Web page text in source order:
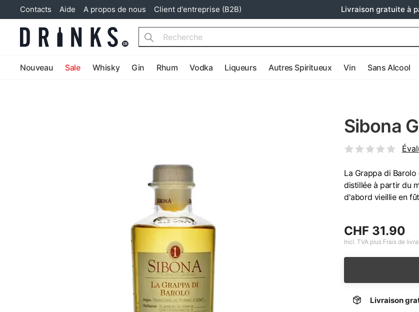
Contacts Aide A propos de nous Client d'entreprise (B2B) Livraison gratuite à
Search
Nouveau Sale Whisky Gin Rhum Vodka Liqueurs Autres Spiritueux Vin Sans Alcool
Sibona
La Grappa di
distillée à partir du
d'abord vieillie en
CHF 31.90
Incl. TVA plus Frais de
Livraison